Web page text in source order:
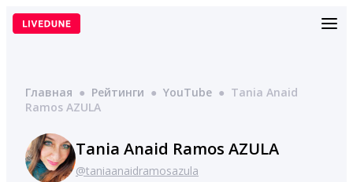
Перейти
Главная ● Рейтинги ● YouTube ● Tania Anaid
Ramos AZULA
Tania Anaid Ramos AZULA
@taniaanaidramosazula